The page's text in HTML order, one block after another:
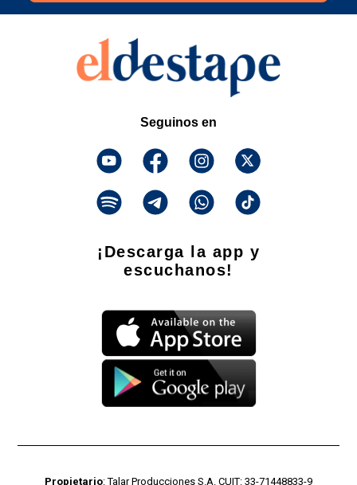
Seguinos en
¡Descarga la app y
escuchanos!
Propietario: Talar Producciones S.A. CUIT: 33-71448833-9